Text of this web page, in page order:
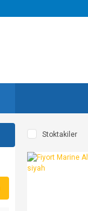
Stoktakiler